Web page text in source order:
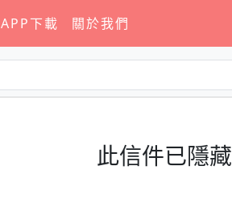
APP下載 關於我們
此信件已隱藏